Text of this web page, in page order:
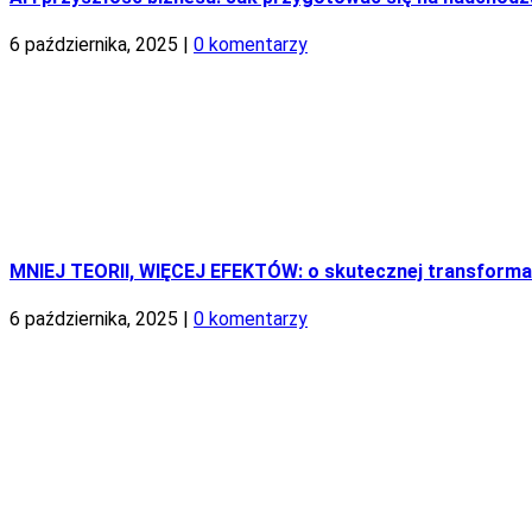
6 października, 2025 0 komentarzy
MNIEJ TEORII, WIĘCEJ EFEKTÓW: o skutecznej
6 października, 2025 | 0 komentarzy